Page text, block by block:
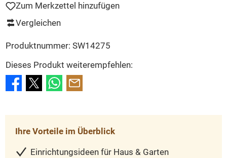
Zum Merkzettel hinzufügen
Vergleichen
Produktnummer: SW14275
Dieses Produkt weiterempfehlen:
Ihre Vorteile im Überblick
Einrichtungsideen für Haus & Garten